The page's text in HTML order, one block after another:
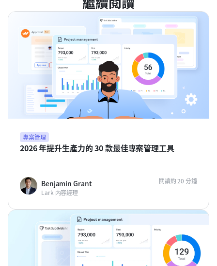
專案管理
2026 年提升生產力的 30 款最佳專案管理工具
Benjamin Grant
Lark 内容經理
閱讀約 20 分鐘